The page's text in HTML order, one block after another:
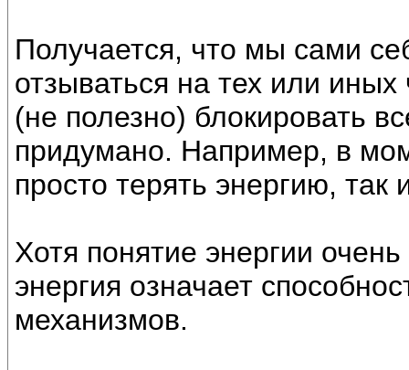
Получается, что мы сами
отзываться на тех или
(не полезно) блокировать
придумано. Например, в
просто терять энергию, так
Хотя понятие энергии
энергия означает
механизмов.